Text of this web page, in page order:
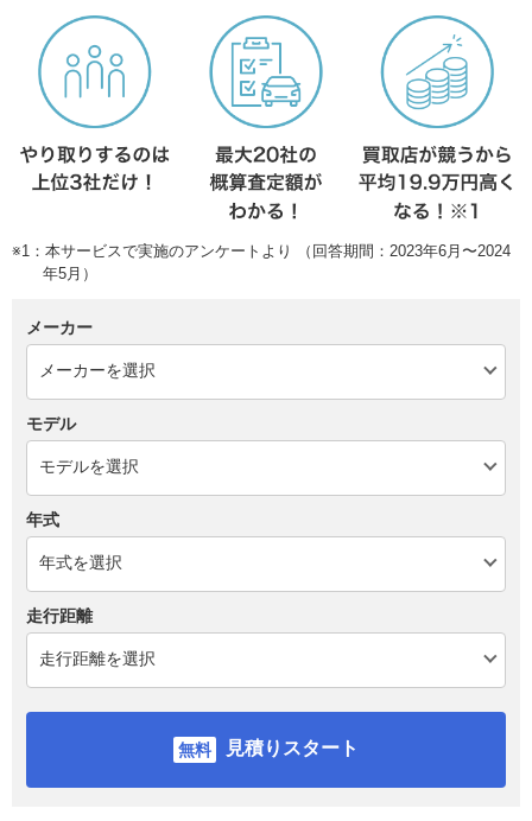
※1：本サービスで実施のアンケートより （回答期間：2023年6月〜2024
年5月）
メーカー
モデル
年式
走行距離
見積りスタート